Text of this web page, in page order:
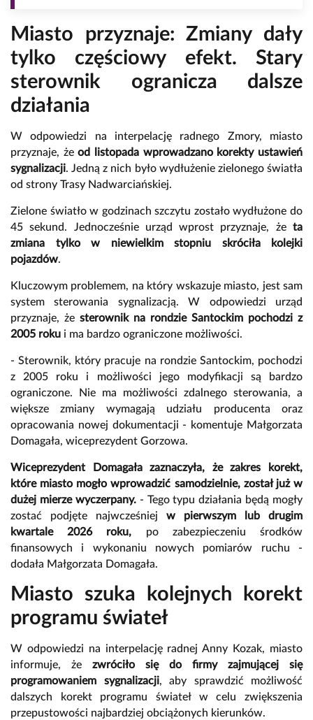
Miasto przyznaje: Zmiany dały
tylko częściowy efekt. Stary
sterownik ogranicza dalsze
działania
W odpowiedzi na interpelację radnego Zmory, miasto
przyznaje, żeod listopada wprowadzano korekty ustawień
sygnalizacji. Jedną z nich było wydłużenie zielonego światła
od strony Trasy Nadwarciańskiej.
Zielone światło w godzinach szczytu zostało wydłużone do
45 sekund. Jednocześnie urząd wprost przyznaje, że ta
zmiana tylko w niewielkim stopniu skróciła kolejki
pojazdów.
Kluczowym problemem, na który wskazuje miasto, jest sam
system sterowania sygnalizacją. W odpowiedzi urząd
przyznaje, że sterownik na rondzie Santockim pochodzi z
2005 roku i ma bardzo ograniczone możliwości.
- Sterownik, który pracuje na rondzie Santockim, pochodzi
z 2005 roku i możliwości jego modyfikacji są bardzo
ograniczone. Nie ma możliwości zdalnego sterowania, a
większe zmiany wymagają udziału producenta oraz
opracowania nowej dokumentacji - komentuje Małgorzata
Domagała, wiceprezydent Gorzowa.
Wiceprezydent Domagała zaznaczyła, że zakres korekt,
które miasto mogło wprowadzić samodzielnie, został już w
dużej mierze wyczerpany. - Tego typu działania będą mogły
zostać podjęte najwcześniej w pierwszym lub drugim
kwartale 2026 roku, po zabezpieczeniu środków
finansowych i wykonaniu nowych pomiarów ruchu -
dodała Małgorzata Domagała.
Miasto szuka kolejnych korekt
programu świateł
W odpowiedzi na interpelację radnej Anny Kozak, miasto
informuje, że zwróciło się do firmy zajmującej się
programowaniem sygnalizacji, aby sprawdzić możliwość
dalszych korekt programu świateł w celu zwiększenia
przepustowości najbardziej obciążonych kierunków.